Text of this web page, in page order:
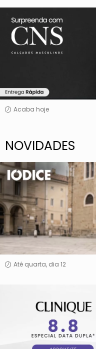
Surpreenda
com
CNS
Acaba hoje
NOVIDADES
Iódice
Até quarta, dia 12